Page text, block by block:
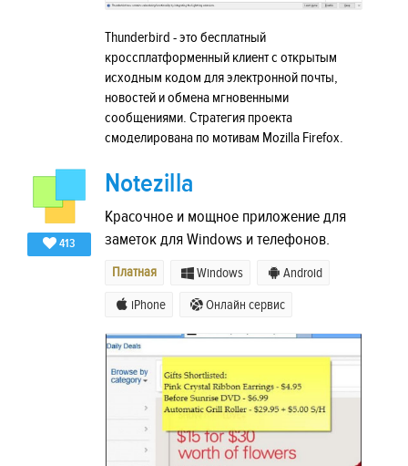
Thunderbird - это бесплатный
кроссплатформенный клиент с открытым
исходным кодом для электронной почты,
новостей и обмена мгновенными
сообщениями. Стратегия проекта
смоделирована по мотивам Mozilla Firefox.
413
Notezilla
Красочное и мощное приложение для
заметок для Windows и телефонов.
Платная Windows Android
iPhone Онлайн сервис